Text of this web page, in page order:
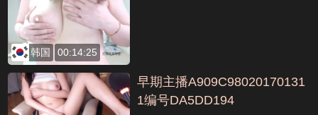
韩国 00:14:25
早期主播A909C98020170131
1编号DA5DD194